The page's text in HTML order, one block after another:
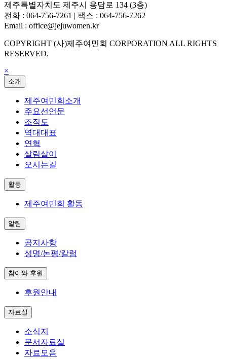
제주특별자치도 제주시 용담로 134 (3층)
전화 : 064-756-7261 | 팩스 : 064-756-7262
Email : office@jejuwomen.kr
COPYRIGHT (사)제주여민회 CORPORATION ALL RIGHTS
RESERVED.
×
소개
제주여민회소개
주요선언문
조직도
역대대표
연혁
살림살이
오시는길
활동
제주여민회 활동
알림
공지사항
성명/논평/칼럼
참여와 후원
후원안내
자료실
소식지
문서자료실
자료모음